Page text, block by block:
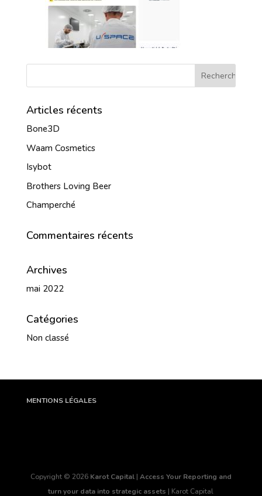
Articles récents
Bone3D
Waam Cosmetics
Isybot
Brothers Loving Beer
Champerché
Commentaires récents
Archives
mai 2022
Catégories
Non classé
MENTIONS LÉGALES
Copyright © 2026 Karot Capital | Access Your Reporting and
turn your data into strategic assets | Karot Capital